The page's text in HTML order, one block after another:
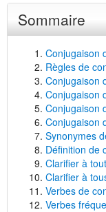
Sommaire
Conjugaison
Règles de
Conjugaison
Conjugaison
Conjugaison
Conjugaison
Synonymes
Définition de
Clarifier à
Clarifier à
Verbes de
Verbes